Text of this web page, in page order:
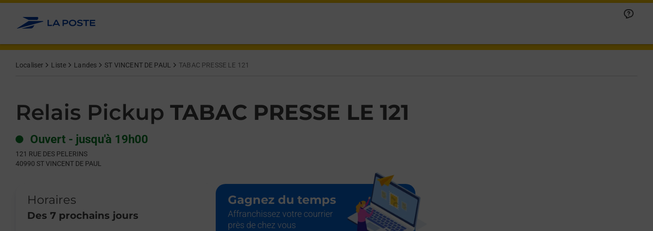
Allez au contenu
Localiser Liste Landes ST VINCENT DE PAUL TABAC PRESSE LE 121
Relais Pickup TABAC PRESSE LE 121
Ouvert - jusqu'à 19h00
121 RUE DES PELERINS
40990 ST VINCENT DE PAUL
Horaires
Des 7 prochains jours
Day of the WeekHours
Gagnez du temps
Affranchissez votre courrier
près de chez vous
Get directions to Relais Pickup at 121 RUE DES PELERINS ST VINCENT DE PAUL,
lien s'ouvre dans un nouvel onglet